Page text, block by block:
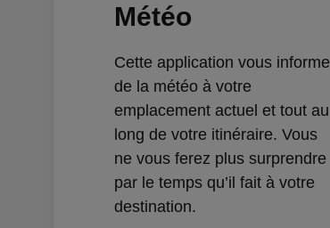
Météo
Cette application vous informe
de la météo à votre
emplacement actuel et tout au
long de votre itinéraire. Vous
ne vous ferez plus surprendre
par le temps qu’il fait à votre
destination.